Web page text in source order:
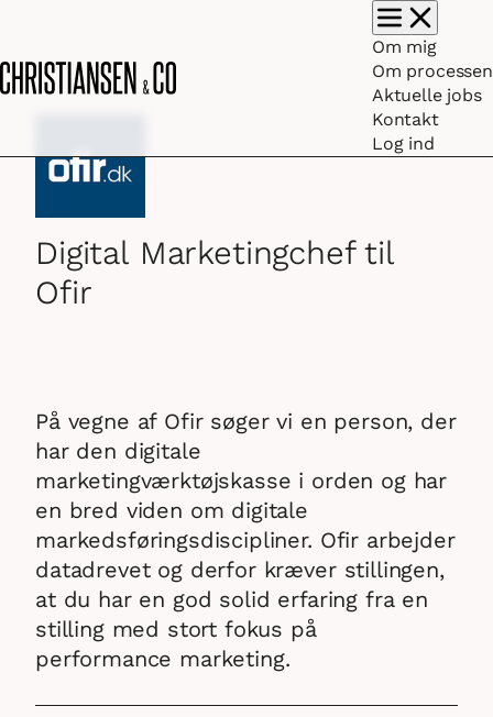
Vis/skjul
Om mig
Om processen
Aktuelle jobs
Kontakt
Log ind
Digital Marketingchef til
Ofir
På vegne af Ofir søger vi en person, der
har den digitale
marketingværktøjskasse i orden og har
en bred viden om digitale
markedsføringsdiscipliner. Ofir arbejder
datadrevet og derfor kræver stillingen,
at du har en god solid erfaring fra en
stilling med stort fokus på
performance marketing.